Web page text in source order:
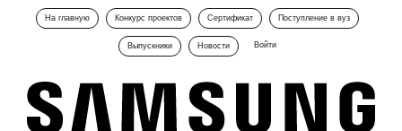
На главную Конкурс проектов Сертификат Поступление в вуз
Выпускники Новости Войти